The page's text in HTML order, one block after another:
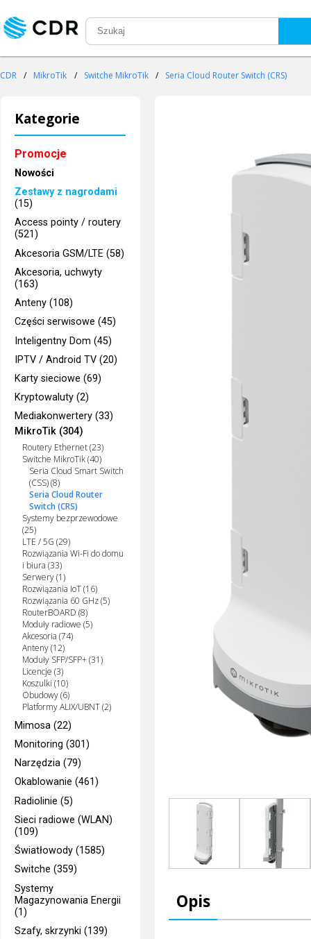
CDR / MikroTik / Switche MikroTik / Seria Cloud Router Switch (CRS)
Kategorie
Promocje
Nowości
Zestawy z nagrodami
(15)
Access pointy / routery
(521)
Akcesoria GSM/LTE (58)
Akcesoria, uchwyty
(163)
Anteny (108)
Części serwisowe (45)
Inteligentny Dom (45)
IPTV / Android TV (20)
Karty sieciowe (69)
Kryptowaluty (2)
Mediakonwertery (33)
MikroTik (304)
Routery Ethernet (23)
Switche MikroTik (40)
Seria Cloud Smart Switch
(CSS) (8)
Seria Cloud Router
Switch (CRS)
Systemy bezprzewodowe
(25)
LTE / 5G (29)
Rozwiązania Wi-Fi do domu
i biura (33)
Serwery (1)
Rozwiązania IoT (16)
Rozwiązania 60 GHz (5)
RouterBOARD (8)
Moduły radiowe (5)
Akcesoria (74)
Anteny (12)
Moduły SFP/SFP+ (31)
Licencje (3)
Koszulki (10)
Obudowy (6)
Platformy ALIX/UBNT (2)
Mimosa (22)
Monitoring (301)
Narzędzia (79)
Okablowanie (461)
Radiolinie (5)
Sieci radiowe (WLAN)
(109)
Światłowody (1585)
Switche (359)
Systemy
Magazynowania Energii
(1)
Szafy, skrzynki (139)
Opis